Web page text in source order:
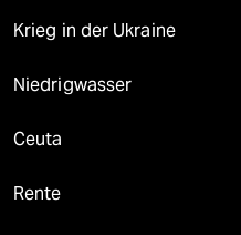
Krieg in der Ukraine
Niedrigwasser
Ceuta
Rente